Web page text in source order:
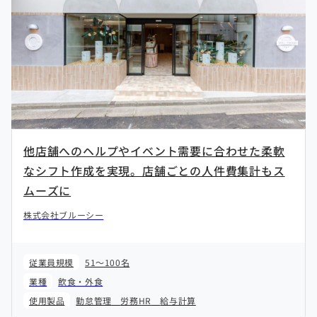
他店舗へのヘルプやイベント需要に合わせた柔軟
なシフト作成を実現。店舗ごとの人件費集計もス
ムーズに
株式会社ブルーシー
従業員規模
51～100名
業種
飲食・外食
使用製品
勤怠管理 労務HR 給与計算